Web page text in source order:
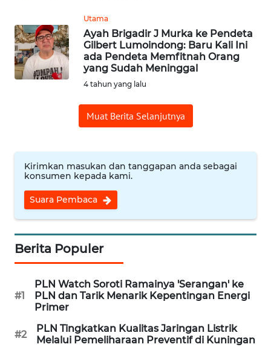
Utama
Ayah Brigadir J Murka ke Pendeta
Gilbert Lumoindong: Baru Kali Ini
ada Pendeta Memfitnah Orang
yang Sudah Meninggal
4 tahun yang lalu
Muat Berita Selanjutnya
Kirimkan masukan dan tanggapan anda sebagai
konsumen kepada kami.
Suara Pembaca
Berita Populer
#1
PLN Watch Soroti Ramainya 'Serangan' ke
PLN dan Tarik Menarik Kepentingan Energi
Primer
#2
PLN Tingkatkan Kualitas Jaringan Listrik
Melalui Pemeliharaan Preventif di Kuningan
WN
KEPULAUAN
SERIBU
WN
CIREBON
INDRAMAYU
KUNINGAN
MAJALENGKA